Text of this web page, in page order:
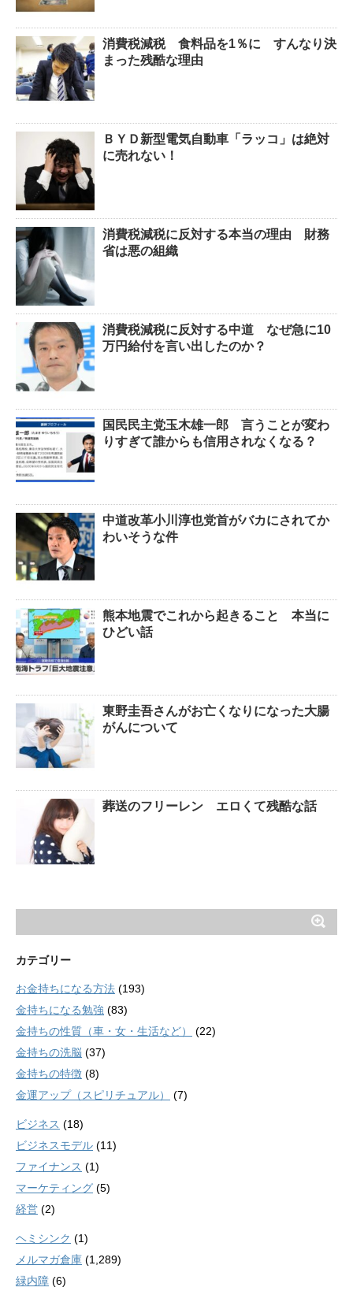
消費税減税 食料品を1％に すんなり決
まった残酷な理由
ＢＹＤ新型電気自動車「ラッコ」は絶対
に売れない！
消費税減税に反対する本当の理由 財務
省は悪の組織
消費税減税に反対する中道 なぜ急に10
万円給付を言い出したのか？
国民民主党玉木雄一郎 言うことが変わ
りすぎて誰からも信用されなくなる？
中道改革小川淳也党首がバカにされてか
わいそうな件
熊本地震でこれから起きること 本当に
ひどい話
東野圭吾さんがお亡くなりになった大腸
がんについて
葬送のフリーレン エロくて残酷な話
カテゴリー
お金持ちになる方法 (193)
金持ちになる勉強 (83)
金持ちの性質（車・女・生活など）
(22)
金持ちの洗脳 (37)
金持ちの特徴 (8)
金運アップ（スピリチュアル）
(7)
ビジネス (18)
ビジネスモデル (11)
ファイナンス (1)
マーケティング (5)
経営 (2)
ヘミシンク (1)
メルマガ倉庫 (1,289)
緑内障 (6)